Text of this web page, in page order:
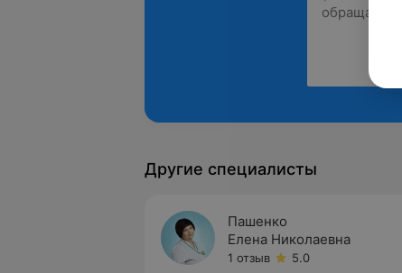
Другие специалисты
Пашенко
Елена Николаевна
1 отзыв
5.0